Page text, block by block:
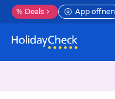
% Deals App öffnen